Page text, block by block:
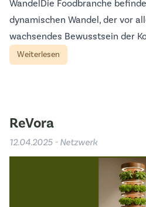
WandelDie Foodbranche
dynamischen Wandel, der vor
wachsendes Bewusstsein der
Weiterlesen
ReVora
12.04.2025 - Netzwerk